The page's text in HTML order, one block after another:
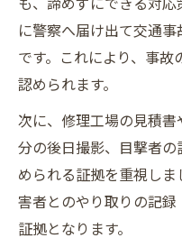
に警察へ届け出て交通
です。これにより、事
認められます。
次に、修理工場の見積
分の後日撮影、目撃者
められる証拠を重視し
害者とのやり取りの記
証拠となります。